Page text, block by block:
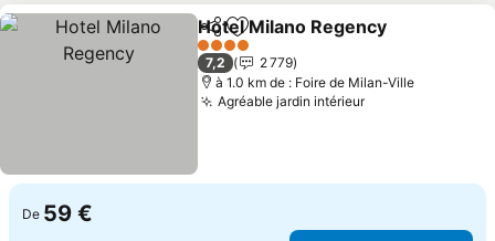
PartagerAjouter à mes favoris
Hotel Milano Regency
4 Étoiles
7,2
2 779
à 1.0 km de : Foire de Milan-Ville
Agréable jardin intérieur
De 59 €